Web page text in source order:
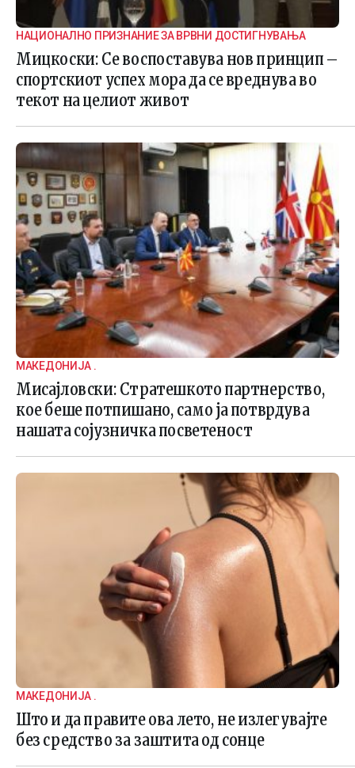
НАЦИОНАЛНО ПРИЗНАНИЕ ЗА ВРВНИ ДОСТИГНУВАЊА
Мицкоски: Се воспоставува нов принцип –
спортскиот успех мора да се вреднува во
текот на целиот живот
МАКЕДОНИЈА .
Мисајловски: Стратешкото партнерство,
кое беше потпишано, само ја потврдува
нашата сојузничка посветеност
МАКЕДОНИЈА .
Што и да правите ова лето, не излегувајте
без средство за заштита од сонце